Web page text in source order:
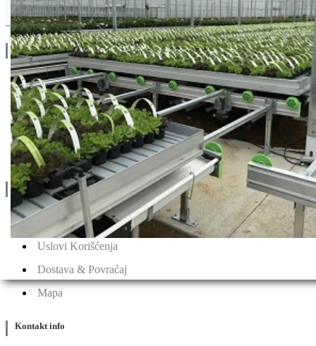
Drugi Proizvodi od Hazera
Linkovi
O Nama
Katalozi
Blog
Projektovanje / Izgradnja
Informacije
Privatnost & Kolačići
Uslovi Korišćenja
Dostava & Povraćaj
Mapa
Kontakt info